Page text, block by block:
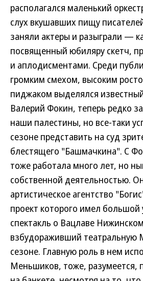
располагался маленький
слух вкушавших пищу
заняли актеры и разыграли —
посвященный юбиляру скетч,
и аплодисментами. Среди
громким смехом, высоким
пиджаком выделялся
Валерий Фокин, теперь редко
наши палестины, но все-таки
сезоне представить на суд
блестящего "Башмачкина". С
тоже работала много лет, но
собственной деятельностью.
артистическое агентство
проект которого имел
спектакль о Вацлаве
взбудораживший театральную
сезоне. Главную роль в нем
Меньшиков, тоже, разумеется,